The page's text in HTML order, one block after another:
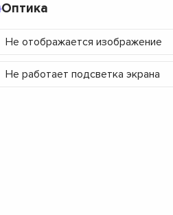
Оптика
Не отображается изображение
Не работает подсветка экрана